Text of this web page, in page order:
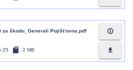
za škodu_Generali Pojišťovna.pdf
sd_card 2 MB
info_outline
file_download